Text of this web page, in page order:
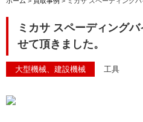
ミカサ スペーディング
せて頂きました。
大型機械、建設機械 工具
> 発